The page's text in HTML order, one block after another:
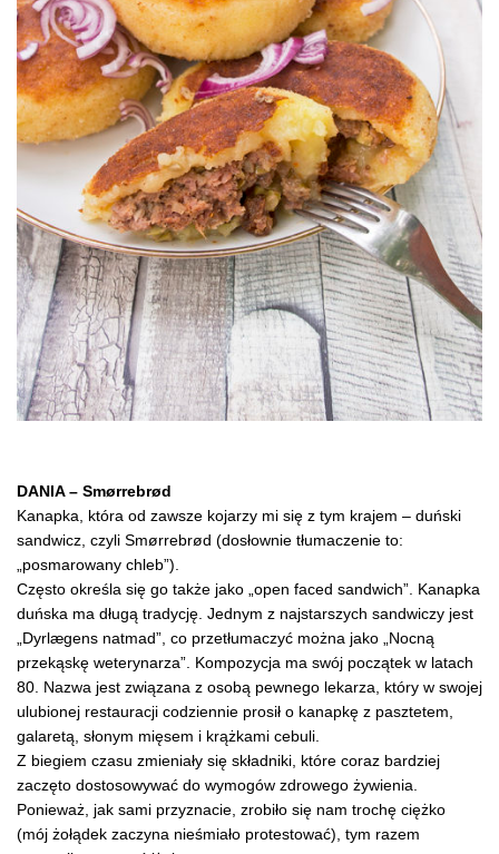
DANIA – Smørrebrød
Kanapka, która od zawsze kojarzy mi się z tym krajem – duński
sandwicz, czyli Smørrebrød (dosłownie tłumaczenie to:
„posmarowany chleb”).
Często określa się go także jako „open faced sandwich”. Kanapka
duńska ma długą tradycję. Jednym z najstarszych sandwiczy jest
„Dyrlægens natmad”, co przetłumaczyć można jako „Nocną
przekąskę weterynarza”. Kompozycja ma swój początek w latach
80. Nazwa jest związana z osobą pewnego lekarza, który w swojej
ulubionej restauracji codziennie prosił o kanapkę z pasztetem,
galaretą, słonym mięsem i krążkami cebuli.
Z biegiem czasu zmieniały się składniki, które coraz bardziej
zaczęto dostosowywać do wymogów zdrowego żywienia.
Ponieważ, jak sami przyznacie, zrobiło się nam trochę ciężko
(mój żołądek zaczyna nieśmiało protestować), tym razem